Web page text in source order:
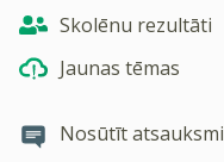
Skolēnu rezultāti
Jaunas tēmas
Nosūtīt atsauksmi